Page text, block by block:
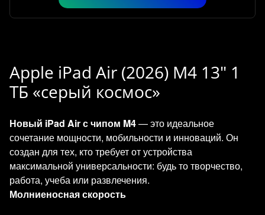
Apple iPad Air (2026) M4 13" 1
ТБ «серый космос»
Новый iPad Air с чипом M4— это идеальное
сочетание мощности, мобильности и инноваций. Он
создан для тех, кто требует от устройства
максимальной универсальности: будь то творчество,
работа, учеба или развлечения.
Молниеносная скорость